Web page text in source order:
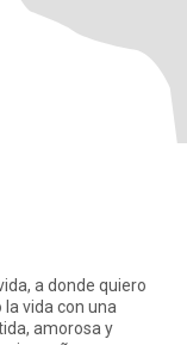
a donde quiero
la vida con una
amorosa y